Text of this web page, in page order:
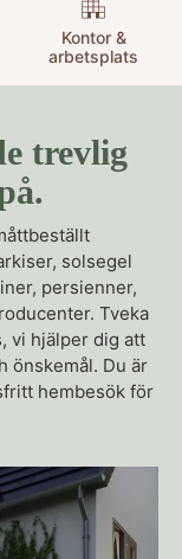
Kontor &
arbetsplats
trevlig
solsegel
persienner,
Tveka
vi hjälper dig att
önskemål. Du är
hembesök för